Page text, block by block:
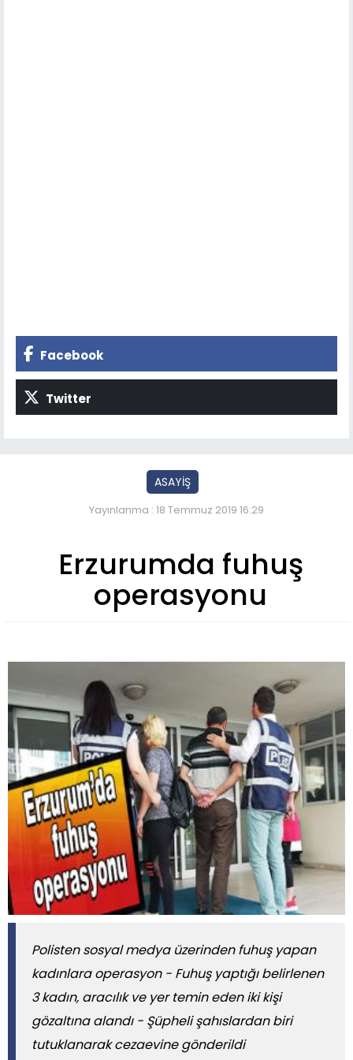
Facebook
Twitter
ASAYİŞ
Yayınlanma : 18 Temmuz 2019 16:29
Erzurumda fuhuş
operasyonu
Polisten sosyal medya üzerinden fuhuş yapan
kadınlara operasyon - Fuhuş yaptığı belirlenen
3 kadın, aracılık ve yer temin eden iki kişi
gözaltına alandı - Şüpheli şahıslardan biri
tutuklanarak cezaevine gönderildi